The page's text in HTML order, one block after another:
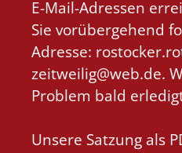
E-Mail-Adressen
Sie vorübergehend
Adresse:
zeitweilig@web.de.
Problem bald
Unsere Satzung als